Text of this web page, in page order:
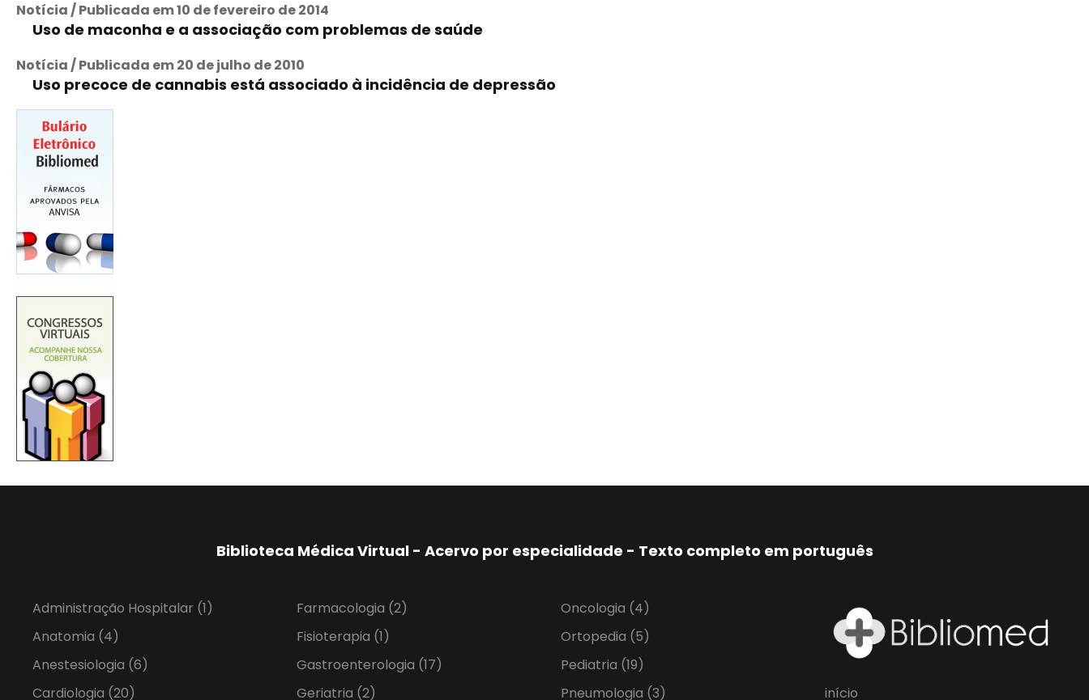
Notícia / Publicada em 10 de fevereiro de 2014
Uso de maconha e a associação com problemas de saúde
Notícia / Publicada em 20 de julho de 2010
Uso precoce de cannabis está associado à incidência de depressão
Biblioteca Médica Virtual - Acervo por especialidade - Texto completo em português
Administração Hospitalar (1)
Anatomia (4)
Anestesiologia (6)
Cardiologia (20)
Farmacologia (2)
Fisioterapia (1)
Gastroenterologia (17)
Geriatria (2)
Oncologia (4)
Ortopedia (5)
Pediatria (19)
Pneumologia (3) início